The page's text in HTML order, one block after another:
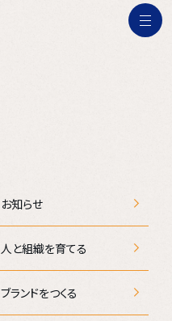
お知らせ
人と組織を育てる
ブランドをつくる